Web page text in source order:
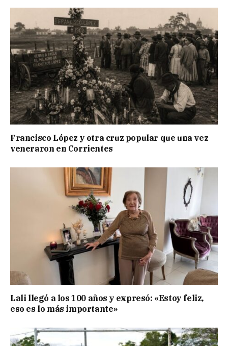
Francisco López y otra cruz popular que una vez
veneraron en Corrientes
Lali llegó a los 100 años y expresó: «Estoy feliz,
eso es lo más importante»